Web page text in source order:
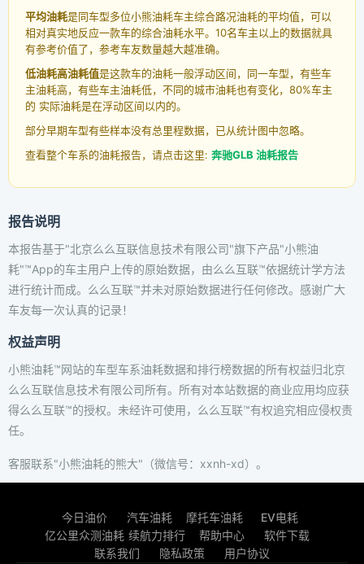
平均油耗是同车型多位小熊油耗车主综合路况油耗的平均值，可以
相对真实地反应一款车的综合油耗水平。10名车主以上的数据就具
有参考价值了，参考车友数量越大越准确。
低油耗高油耗值是这款车的油耗一般浮动区间，同一车型，有些车
主油耗高，有些车主油耗低，不同的城市油耗也有变化，80%车主
的 实际油耗是在浮动区间以内的。
部分早期车型有些样本没有总里程数据，已从统计图中忽略。
查看整个车系的油耗报告，请点击这里: 奔驰GLB 油耗报告
报告说明
本报告基于"北京么么互联信息技术有限公司"旗下产品"小熊油
耗"™App的车主用户上传的原始数据，由么么互联™依据统计学方法
进行统计而成。么么互联™并未对原始数据进行任何修改。感谢广大
车友每一次认真的记录！
权益声明
小熊油耗™网站的车型车系油耗数据和排行榜数据的所有权益归北京
么么互联信息技术有限公司所有。所有对本站数据的商业应用均应获
得么么互联™的授权。未经许可使用，么么互联™有权追究相应侵权责
任。
客服联系"小熊油耗的熊大"（微信号：xxnh-xd）。
今日油价 汽车油耗 摩托车油耗
EV电耗
亿公里众测油耗 续航力排行 帮助中心
软件下载
联系我们
隐私政策 用户协议